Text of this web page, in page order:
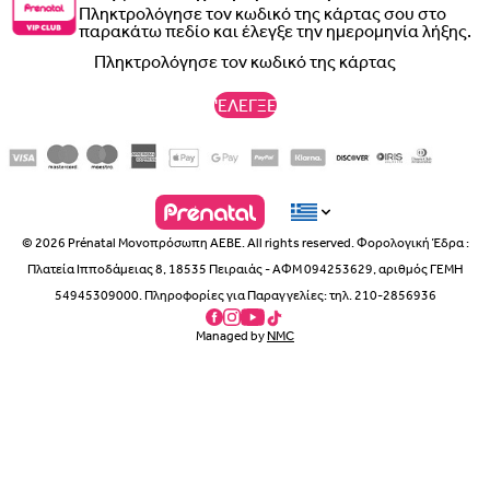
Διαστάσεις:
Μήκος 560 mm
Πλάτος 545 mm
Οδηγίες Χρήσης
Συμβατό με:
Πληκτρολόγησε τον κωδικό της κάρτας σου στο
παρακάτω πεδίο και έλεγξε την ημερομηνία λήξης.
'ΕΛΕΓΞΕ
© 2026 Prénatal Μονοπρόσωπη ΑΕΒΕ. All rights reserved. Φορολογική Έδρα :
Πλατεία Ιπποδάμειας 8, 18535 Πειραιάς - ΑΦΜ 094253629, αριθμός ΓΕΜΗ
54945309000. Πληροφορίες για Παραγγελίες: τηλ. 210-2856936
Managed byNMC